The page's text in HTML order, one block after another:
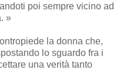
poi sempre vicino ad
»
la donna che,
lo sguardo fra i
una verità tanto